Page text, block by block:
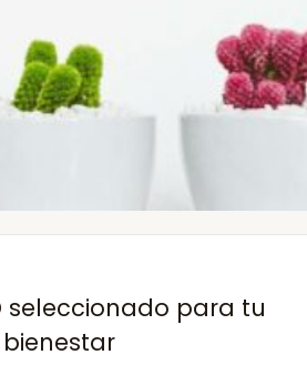
seleccionado para tu
bienestar